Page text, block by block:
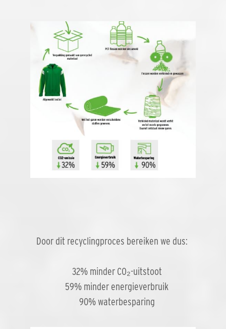
Door dit recyclingproces bereiken we dus:
32% minder CO₂-uitstoot
59% minder energieverbruik
90% waterbesparing